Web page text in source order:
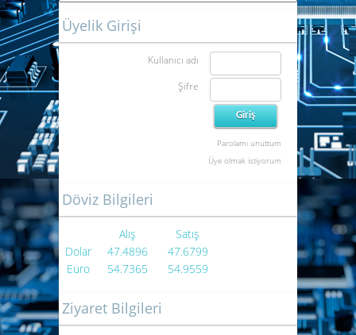
Üyelik Girişi
Kullanıcı adı
Şifre
Parolamı unuttum
Üye olmak istiyorum
Döviz Bilgileri
Alış
Satış
Dolar
47.4896
47.6799
Euro
54.7365 54.9559
Ziyaret Bilgileri